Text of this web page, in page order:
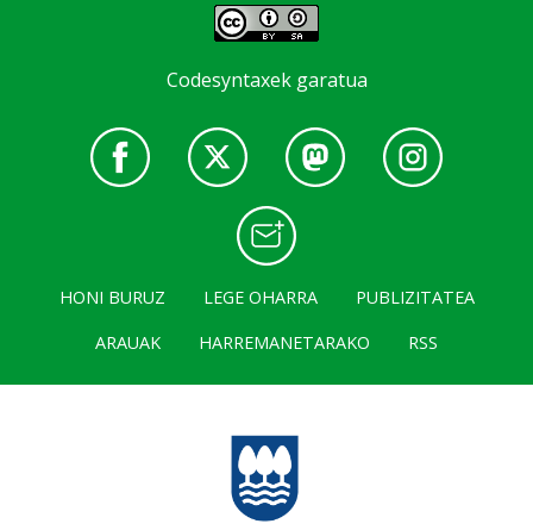
Codesyntaxek garatua
HONI BURUZ LEGE OHARRA
PUBLIZITATEA
ARAUAK
HARREMANETARAKO RSS